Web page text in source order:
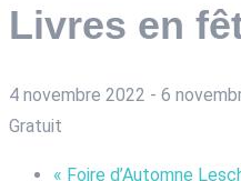
Livres en
4 novembre 2022 - 6
Gratuit
« Foire d’Automne